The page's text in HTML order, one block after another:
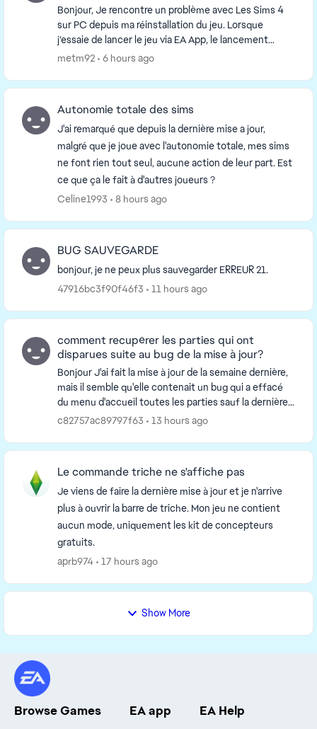
Bonjour, Je rencontre un problème avec Les Sims 4
sur PC depuis ma réinstallation du jeu. Lorsque
j’essaie de lancer le jeu via EA App, le lancement
échoue et un message apparaît avec le code d’e...
metm92 6 hours ago
Autonomie totale des sims
J'ai remarqué que depuis la dernière mise a jour,
malgré que je joue avec l'autonomie totale, mes sims
ne font rien tout seul, aucune action de leur part. Est
ce que ça le fait à d'autres joueurs ?
Celine1993
8 hours ago
BUG SAUVEGARDE
bonjour, je ne peux plus sauvegarder ERREUR 21.
47916bc3f90f46f3
11 hours ago
comment recupérer les parties qui ont
disparues suite au bug de la mise à jour?
Bonjour J'ai fait la mise à jour de la semaine dernière,
mais il semble qu'elle contenait un bug qui a effacé
du menu d'accueil toutes les parties sauf la dernière
lancée. Autrement dit mon fils ét...
c82757ac89797f63 13 hours ago
Le commande triche ne s'affiche pas
Je viens de faire la dernière mise à jour et je n'arrive
plus à ouvrir la barre de triche. Mon jeu ne contient
aucun mode, uniquement les kit de concepteurs
gratuits.
aprb974
17 hours ago
Show More
Browse Games EA app EA Help